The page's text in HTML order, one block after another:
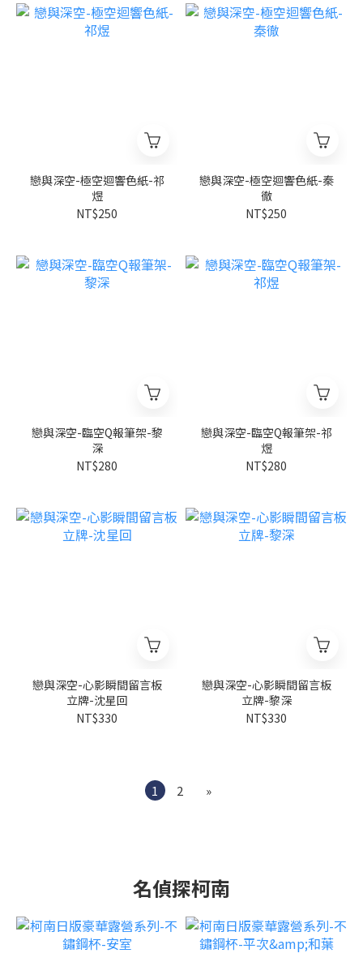
戀與深空-極空迴響色紙-祁
煜
NT$250
戀與深空-極空迴響色紙-秦
徹
NT$250
戀與深空-臨空Q報筆架-黎
深
NT$280
戀與深空-臨空Q報筆架-祁
煜
NT$280
戀與深空-心影瞬間留言板
立牌-沈星回
NT$330
戀與深空-心影瞬間留言板
立牌-黎深
NT$330
1 2 »
名偵探柯南